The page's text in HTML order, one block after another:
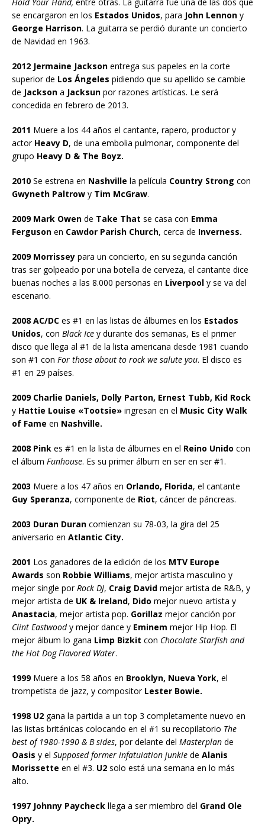
se encargaron en los Estados Unidos, para John Lennon y
George Harrison. La guitarra se perdió durante un concierto
de Navidad en 1963.
2012 Jermaine Jackson entrega sus papeles en la corte
superior de Los Ángeles pidiendo que su apellido se cambie
de Jackson a Jacksun por razones artísticas. Le será
concedida en febrero de 2013.
2011 Muere a los 44 años el cantante, rapero, productor y
actor Heavy D, de una embolia pulmonar, componente del
grupo Heavy D & The Boyz.
2010 Se estrena en Nashville la película Country Strong con
Gwyneth Paltrow y Tim McGraw.
2009 Mark Owen de Take That se casa con Emma
Ferguson en Cawdor Parish Church, cerca de Inverness.
2009 Morrissey para un concierto, en su segunda canción
tras ser golpeado por una botella de cerveza, el cantante dice
buenas noches a las 8.000 personas en Liverpool y se va del
escenario.
2008 AC/DC es #1 en las listas de álbumes en los Estados
Unidos, con Black Ice y durante dos semanas, Es el primer
disco que llega al #1 de la lista americana desde 1981 cuando
son #1 con For those about to rock we salute you. El disco es
#1 en 29 países.
2009 Charlie Daniels, Dolly Parton, Ernest Tubb, Kid Rock
y Hattie Louise «Tootsie» ingresan en el Music City Walk
of Fame en Nashville.
2008 Pink es #1 en la lista de álbumes en el Reino Unido con
el álbum Funhouse. Es su primer álbum en ser en ser #1.
2003 Muere a los 47 años en Orlando, Florida, el cantante
Guy Speranza, componente de Riot, cáncer de páncreas.
2003 Duran Duran comienzan su 78-03, la gira del 25
aniversario en Atlantic City.
2001 Los ganadores de la edición de los MTV Europe
Awards son Robbie Williams, mejor artista masculino y
mejor single porRock DJ, Craig David mejor artista de R&B, y
mejor artista de UK & Ireland, Dido mejor nuevo artista y
Anastacia, mejor artista pop. Gorillaz mejor canción por
Clint Eastwoody mejor dance y Eminem mejor Hip Hop. El
mejor álbum lo gana Limp Bizkit con Chocolate Starfish and
the Hot Dog Flavored Water.
1999Muere a los 58 años en Brooklyn, Nueva York, el
trompetista de jazz, y compositor Lester Bowie.
1998 U2 gana la partida a un top 3 completamente nuevo en
las listas británicas colocando en el #1 su recopilatorio The
best of 1980-1990 & B sides, por delante del Masterplan de
Oasis y el Supposed former infatuiation junkie de Alanis
Morissette en el #3. U2 solo está una semana en lo más
alto.
1997 Johnny Paycheck llega a ser miembro del Grand Ole
Opry.